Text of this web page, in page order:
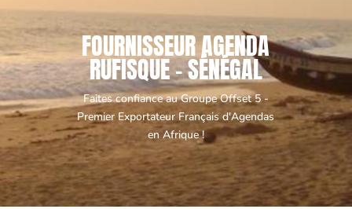
FOURNISSEUR AGENDA
RUFISQUE - SÉNÉGAL
Faites confiance au Groupe Offset 5 -
Premier Exportateur Français d'Agendas
en Afrique !